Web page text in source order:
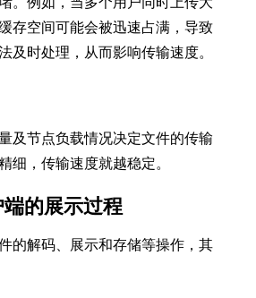
存空间可能会被迅速占满，导致
及时处理，从而影响传输速度。
及节点负载情况决定文件的传输
细，传输速度就越稳定。
的展示过程
的解码、展示和存储等操作，其